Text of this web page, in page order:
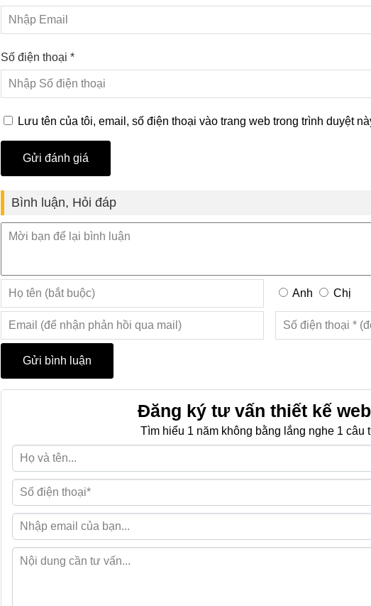
Số điện thoại *
Lưu tên của tôi, email, số điện thoại vào trang web trong trình duyệt
Bình luận, Hỏi đáp
Anh Chị
Đăng ký tư vấn thiết kế
Tìm hiểu 1 năm không bằng lắng nghe 1 câu